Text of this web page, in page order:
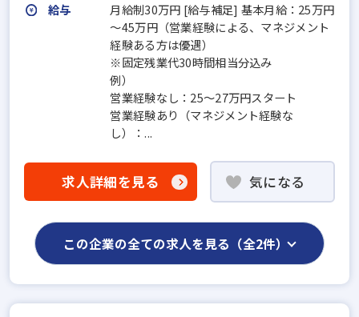
給与
月給制30万円 [給与補足] 基本月給：25万円
～45万円（営業経験による、マネジメント
経験ある方は優遇）
※固定残業代30時間相当分込み
例）
営業経験なし：25～27万円スタート
営業経験あり（マネジメント経験な
し）：...
求人詳細を見る 気になる
この企業の全ての求人を見る（全2件）